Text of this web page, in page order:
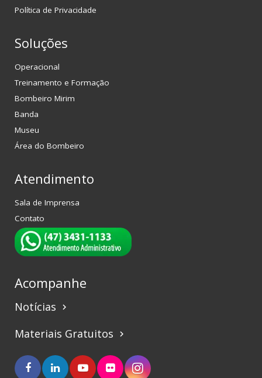
Política de Privacidade
Soluções
Operacional
Treinamento e Formação
Bombeiro Mirim
Banda
Museu
Área do Bombeiro
Atendimento
Sala de Imprensa
Contato
Acompanhe
Notícias keyboard_arrow_right
Materiais Gratuitos keyboard_arrow_right